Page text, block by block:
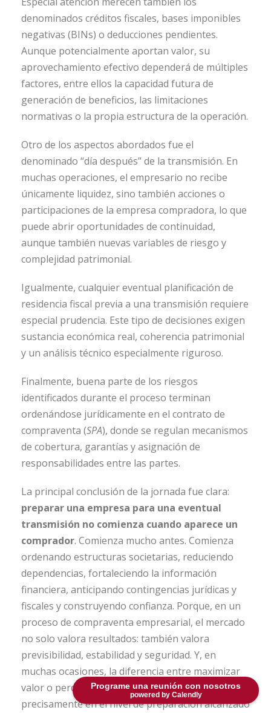
Programe una reunión con nosotros
powered by Calendly
denominados créditos fiscales, bases imponibles
negativas (BINs) o deducciones pendientes.
Aunque potencialmente aportan valor, su
aprovechamiento efectivo dependerá de múltiples
factores, entre ellos la capacidad futura de
generación de beneficios, las limitaciones
normativas o la propia estructura de la operación.
Otro de los aspectos abordados fue el
denominado “día después” de la transmisión. En
muchas operaciones, el empresario no recibe
únicamente liquidez, sino también acciones o
participaciones de la empresa compradora, lo que
puede abrir oportunidades de continuidad,
aunque también nuevas variables de riesgo y
complejidad patrimonial.
Igualmente, cualquier eventual planificación de
residencia fiscal previa a una transmisión requiere
especial prudencia. Este tipo de decisiones exigen
sustancia económica real, coherencia patrimonial
y un análisis técnico especialmente riguroso.
Finalmente, buena parte de los riesgos
identificados durante el proceso terminan
ordenándose jurídicamente en el contrato de
compraventa (SPA), donde se regulan mecanismos
de cobertura, garantías y asignación de
responsabilidades entre las partes.
La principal conclusión de la jornada fue clara:
preparar una empresa para una eventual
transmisión no comienza cuando aparece un
comprador. Comienza mucho antes. Comienza
ordenando estructuras societarias, reduciendo
dependencias, fortaleciendo la información
financiera, anticipando contingencias jurídicas y
fiscales y construyendo confianza. Porque, en un
proceso de compraventa empresarial, el mercado
no solo valora resultados: también valora
previsibilidad, estabilidad y seguridad. Y, en
muchas ocasiones, la diferencia entre maximizar
valor o perderlo silenciosamente reside
precisamente en el nivel de preparación alcanzado